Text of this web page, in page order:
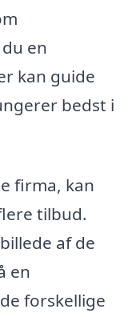
en
kan guide
bedst i
firma, kan
tilbud.
af de
en
forskellige